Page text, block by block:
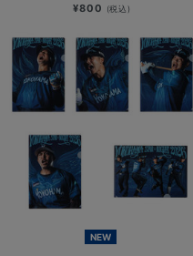
¥800 (税込)
NEW